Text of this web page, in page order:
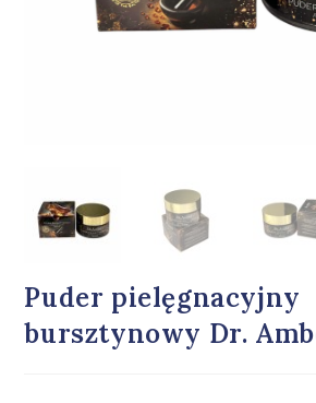
Puder pielęgnacyjny
bursztynowy Dr.